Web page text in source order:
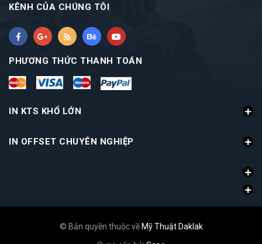
KÊNH CỦA CHÚNG TÔI
PHƯƠNG THỨC THANH TOÁN
IN KTS KHỔ LỚN
IN OFFSET CHUYÊN NGHIỆP
© Bản quyền thuộc về Mỹ Thuật Daklak